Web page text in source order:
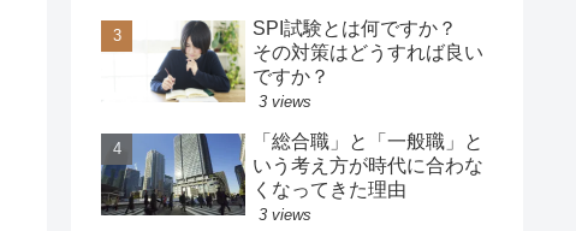
SPI試験とは何ですか？
その対策はどうすれば良い
ですか？
3 views
「総合職」と「一般職」と
いう考え方が時代に合わな
くなってきた理由
3 views